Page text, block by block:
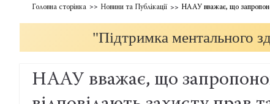
Головна сторінка Новини та Публікації НААУ вважає, що
"Підтримка ментального
НААУ вважає, що